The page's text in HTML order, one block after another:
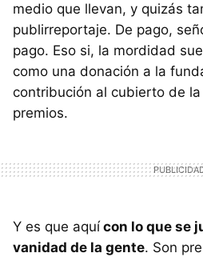
medio que llevan, y quizás
publirreportaje. De pago,
pago. Eso si, la mordidad
como una donación a la
contribución al cubierto de
premios.
Y es que aquí con lo que se
vanidad de la gente. Son